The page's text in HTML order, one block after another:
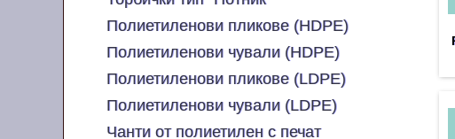
Полиетиленови пликове (HDPE)
Полиетиленови чували (HDPE)
Полиетиленови пликове (LDPE)
Полиетиленови чували (LDPE)
Чанти от полиетилен с печат